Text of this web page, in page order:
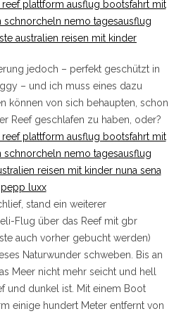
jedoch – perfekt geschützt in
– und ich muss eines dazu
können von sich behaupten, schon
Reef geschlafen zu haben, oder?
stand ein weiterer
Flug über das Reef mit gbr
auch vorher gebucht werden)
Naturwunder schweben. Bis an
Meer nicht mehr seicht und hell
und dunkel ist. Mit einem Boot
einige hundert Meter entfernt von